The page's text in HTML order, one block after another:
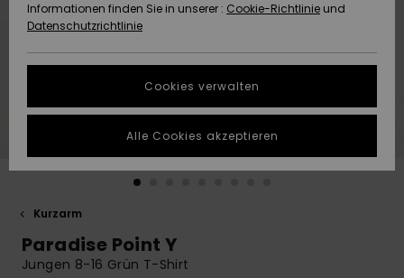
Highlights
Highlights
Starten Sie eine
um die
schnellste
Antwort auf Ihre
Finden Sie
NACHHALTIGKEIT
SHOPS
QUIKSILVER APP
WUNSCHLISTE
Kurzarm
Paradise Point Y
Jungen 8-16 Grün T-Shirt
Informationen finden Sie in unserer : Cookie-Richtlinie und
Datenschutzrichtlinie
Cookies verwalten
Alle Cookies akzeptieren